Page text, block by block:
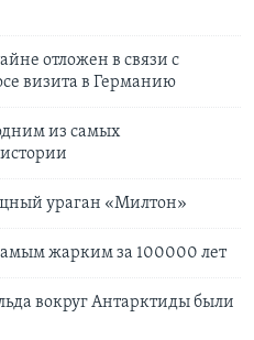
отложен в связи с
визита в Германию
из самых
ураган «Милтон»
жарким за 100000 лет
вокруг Антарктиды были